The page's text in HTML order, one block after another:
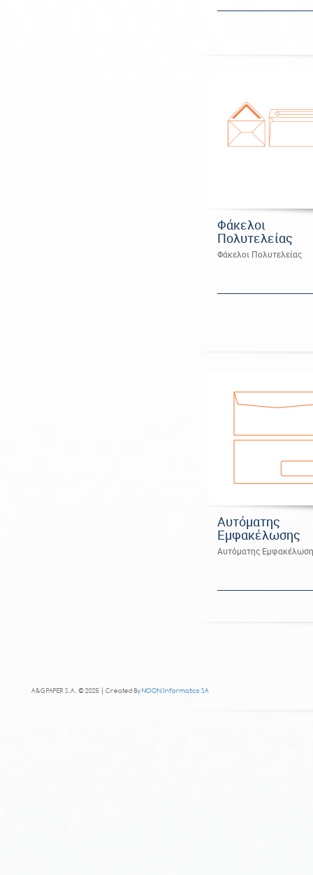
Φάκελοι
Πολυτελείας
Φάκελοι Πολυτελείας
Αυτόματης
Εμφακέλωσης
Αυτόματης
A&G PAPER S.A. © 2025 | Created ByNOON Informatics SA